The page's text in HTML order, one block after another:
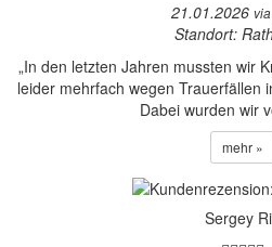
21.01.2026
Standort:
„In den letzten Jahren mussten wir
leider mehrfach wegen Trauerfällen
Dabei wurden wir
mehr »
Sergey